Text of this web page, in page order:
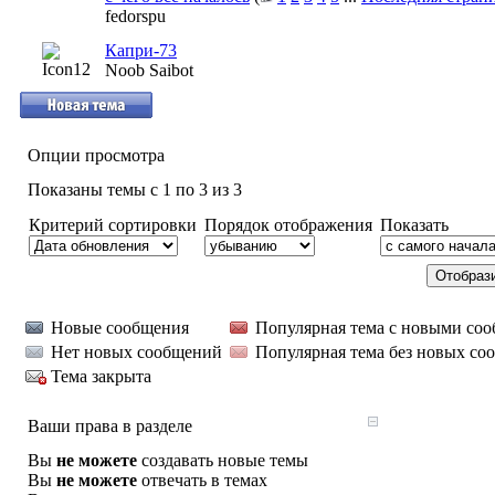
fedorspu
Капри-73
Noob Saibot
Опции просмотра
Показаны темы с 1 по 3 из 3
Критерий сортировки Порядок отображения Показать
Новые сообщения
Популярная тема с новыми
Нет новых сообщений
Популярная тема без новых
Тема закрыта
Ваши права в разделе
Вы не можете создавать новые темы
Вы не можете отвечать в темах